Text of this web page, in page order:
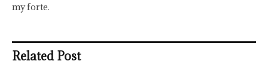
my forte.
Related Post